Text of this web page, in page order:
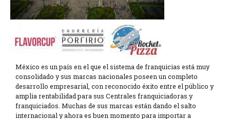
México es un país en el que el sistema de franquicias está muy
consolidado y sus marcas nacionales poseen un completo
desarrollo empresarial, con reconocido éxito entre el público y
amplia rentabilidad para sus Centrales franquiciadoras y
franquiciados. Muchas de sus marcas están dando el salto
internacional y ahora es buen momento para importar a